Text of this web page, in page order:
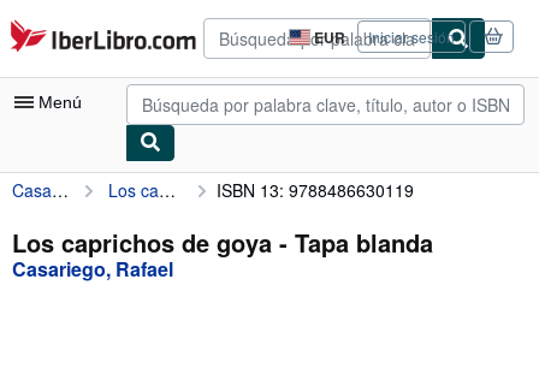
Pasar al contenido principal
IberLibro.com EUR
Preferencias
de
compra
del
Iniciar sesión
Menú
Mi cuenta
Consultar mis pedidos
Búsqueda avanzada
Casariego, Rafael Los caprichos de goya ISBN 13: 9788486630119
Los caprichos de goya - Tapa blanda
Casariego, Rafael